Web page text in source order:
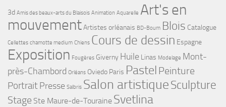
3d Amis des beaux-arts du Blaisois Animation Aquarelle Art's en
mouvementArtistes orléanais BD-Boum Blois Catalogue
Cellettes chamotte medium Chiens Cours de dessin Espagne
Exposition Fougères Giverny Huile Linas Modelage Mont-
près-Chambord Orléans Oviedo Paris Pastel Peinture
Portrait Presse Salbris Salon artistiqueSculpture
Stage Ste Maure-de-Touraine Svetlina